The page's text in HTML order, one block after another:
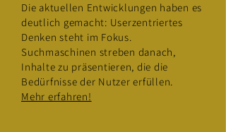
Die aktuellen Entwicklungen haben es
deutlich gemacht: Userzentriertes
Denken steht im Fokus.
Suchmaschinen streben danach,
Inhalte zu präsentieren, die die
Bedürfnisse der Nutzer erfüllen.
Mehr erfahren!